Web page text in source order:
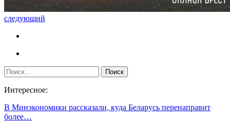
следующий
Интересное:
В Минэкономики рассказали, куда Беларусь перенаправит
более…